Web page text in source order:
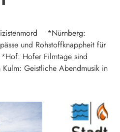
*Nürnberg:
und Rohstoffknappheit für
Hofer Filmtage sind
Geistliche Abendmusik in